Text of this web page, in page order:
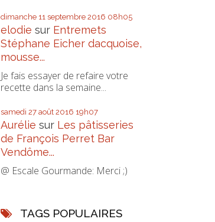
dimanche 11 septembre 2016 08h05
elodie sur Entremets
Stéphane Eicher dacquoise,
mousse...
Je fais essayer de refaire votre
recette dans la semaine...
samedi 27 août 2016 19h07
Aurélie sur Les pâtisseries
de François Perret Bar
Vendôme...
@ Escale Gourmande: Merci ;)
TAGS POPULAIRES